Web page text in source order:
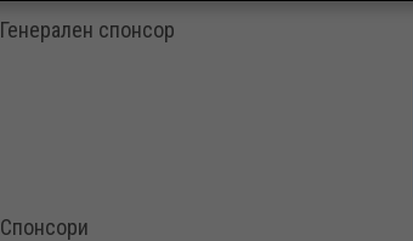
Генерален спонсор
Спонсори